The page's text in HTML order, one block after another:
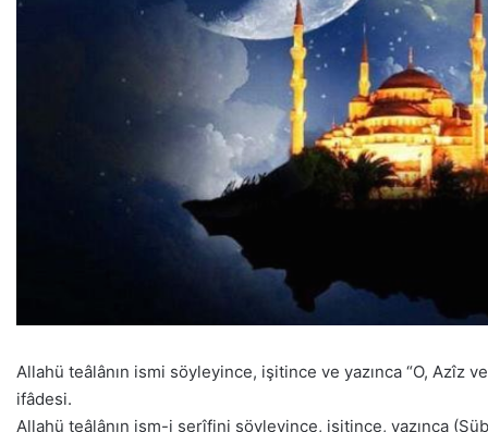
Allahü teâlânın ismi söyleyince, işitince ve yazınca “O, Azîz
ifâdesi.
Allahü teâlânın ism-i şerîfini söyleyince, işitince, yazınca